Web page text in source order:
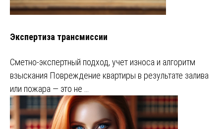
Экспертиза трансмиссии
Сметно-экспертный подход, учет износа и алгоритм
взыскания Повреждение квартиры в результате залива
или пожара — это не …